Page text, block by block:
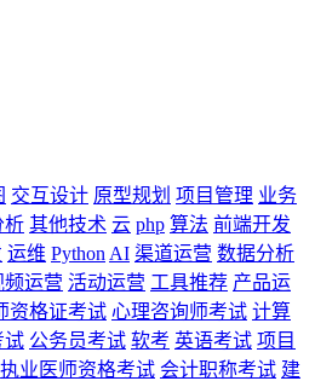
交互设计 原型规划 项目管理 业务
析 其他技术 云 php 算法 前端开发
运维 Python AI 渠道运营 数据分析
频运营 活动运营 工具推荐 产品运
资格证考试 心理咨询师考试 计算
试 公务员考试 软考 英语考试 项目
执业医师资格考试 会计职称考试 建